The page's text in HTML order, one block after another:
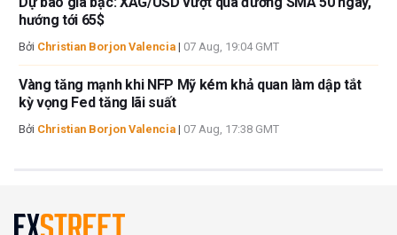
hướng tới 65$
Bởi Christian Borjon Valencia | 07 Aug, 19:04 GMT
Vàng tăng mạnh khi NFP Mỹ kém khả quan làm dập tắt
kỳ vọng Fed tăng lãi suất
Bởi Christian Borjon Valencia | 07 Aug, 17:38 GMT